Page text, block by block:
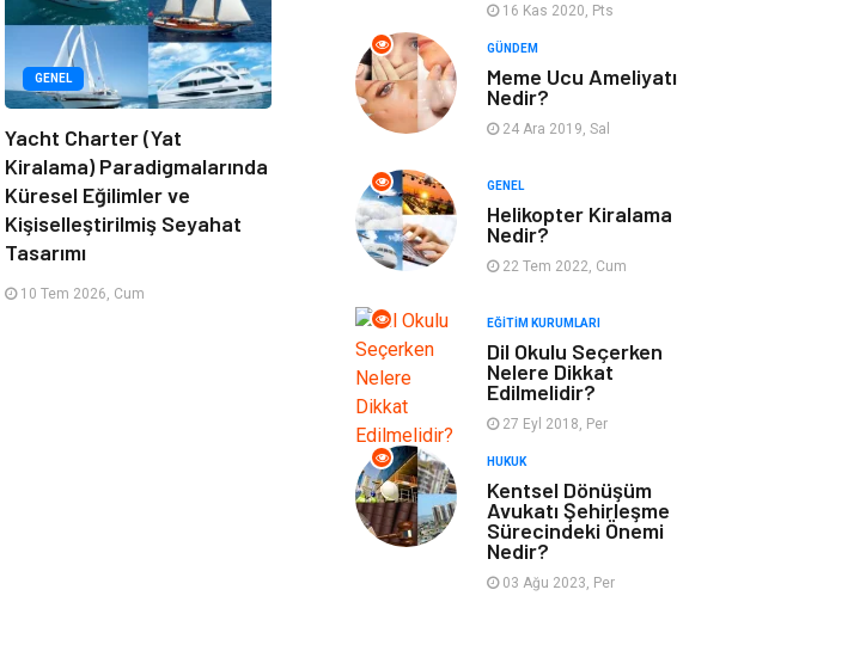
GENEL
Yacht Charter (Yat
Kiralama) Paradigmalarında
Küresel Eğilimler ve
Kişiselleştirilmiş Seyahat
Tasarımı
10 Tem 2026, Cum
Organizasyon
Bahçe Ev Maden ve Metal
Plastik Aksesuar
Tekstil Turizm
Hizmet Hediyelik Eşya
İnternet Ambalaj
Endüstriyel
Ürünler
Markalar Telekomünikasyon
16 Kas 2020, Pts
GÜNDEM
Meme Ucu Ameliyatı
Nedir?
24 Ara 2019, Sal
GENEL
Helikopter Kiralama
Nedir?
22 Tem 2022, Cum
EĞITIM KURUMLARI
Dil Okulu Seçerken
Nelere Dikkat
Edilmelidir?
27 Eyl 2018, Per
HUKUK
Kentsel Dönüşüm
Avukatı Şehirleşme
Sürecindeki Önemi
Nedir?
03 Ağu 2023, Per